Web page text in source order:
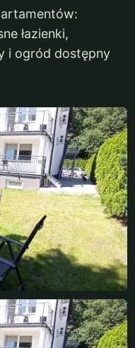
łazienki,
i ogród dostępny